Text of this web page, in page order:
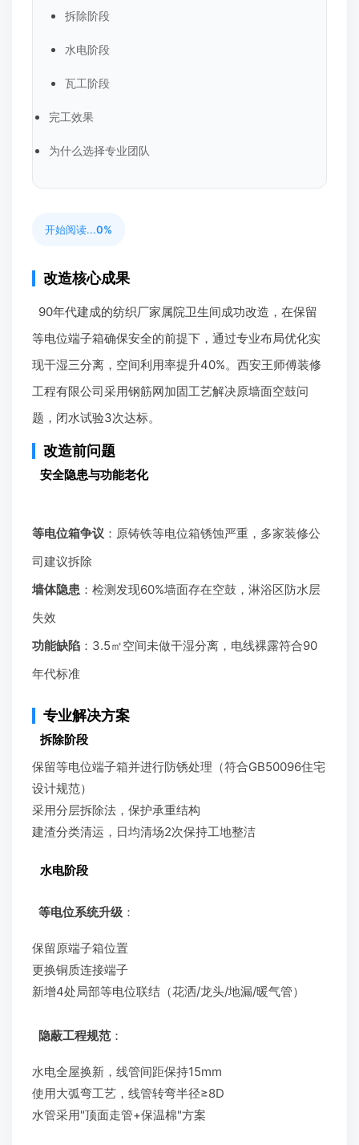
拆除阶段
水电阶段
瓦工阶段
完工效果
为什么选择专业团队
开始阅读...0%
改造核心成果
90年代建成的纺织厂家属院卫生间成功改造，在保留
等电位端子箱确保安全的前提下，通过专业布局优化实
现干湿三分离，空间利用率提升40%。西安王师傅装修
工程有限公司采用钢筋网加固工艺解决原墙面空鼓问
题，闭水试验3次达标。
改造前问题
安全隐患与功能老化
等电位箱争议 ：原铸铁等电位箱锈蚀严重，多家装修公
司建议拆除
墙体隐患 ：检测发现60%墙面存在空鼓，淋浴区防水层
失效
功能缺陷 ：3.5㎡空间未做干湿分离，电线裸露符合90
年代标准
专业解决方案
拆除阶段
保留等电位端子箱并进行防锈处理（符合GB50096住宅
设计规范）
采用分层拆除法，保护承重结构
建渣分类清运，日均清场2次保持工地整洁
水电阶段
等电位系统升级：
保留原端子箱位置
更换铜质连接端子
新增4处局部等电位联结（花洒/龙头/地漏/暖气管）
隐蔽工程规范：
水电全屋换新，线管间距保持15mm
使用大弧弯工艺，线管转弯半径≥8D
水管采用"顶面走管+保温棉"方案